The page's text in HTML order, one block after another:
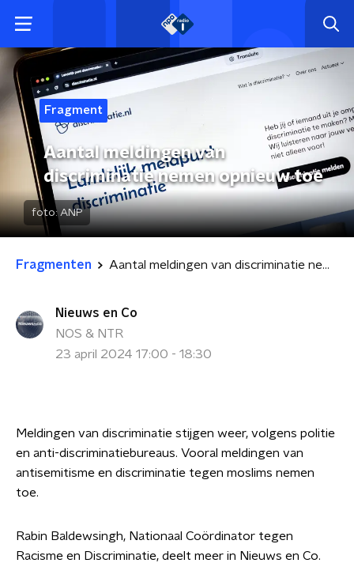
Fragment
Aantal meldingen van
discriminatie nemen opnieuw toe
foto: ANP
Fragmenten Aantal meldingen van discriminatie nemen opnieuw toe
Nieuws en Co
NOS & NTR
23 april 2024 17:00 - 18:30
Meldingen van discriminatie stijgen weer, volgens politie
en anti-discriminatiebureaus. Vooral meldingen van
antisemitisme en discriminatie tegen moslims nemen
toe.
Rabin Baldewsingh, Nationaal Coördinator tegen
Racisme en Discriminatie, deelt meer in Nieuws en Co.